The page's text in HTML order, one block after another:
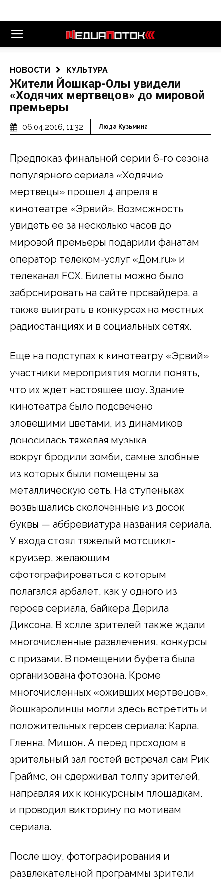
НОВОСТИ КУЛЬТУРА
Жители Йошкар-Олы увидели
«Ходячих мертвецов» до мировой
премьеры
06.04.2016, 11:32 Люда Кузьмина
Предпоказ финальной серии 6-го сезона
популярного сериала «Ходячие
мертвецы» прошел 4 апреля в
кинотеатре «Эрвий». Возможность
увидеть ее за несколько часов до
мировой премьеры подарили фанатам
оператор телеком-услуг «Дом.ru» и
телеканал FOX. Билеты можно было
забронировать на сайте провайдера, а
также выиграть в конкурсах на местных
радиостанциях и в социальных сетях.
Еще на подступах к кинотеатру «Эрвий»
участники мероприятия могли понять,
что их ждет настоящее шоу. Здание
кинотеатра было подсвечено
зловещими цветами, из динамиков
доносилась тяжелая музыка,
вокруг бродили зомби, самые злобные
из которых были помещены за
металлическую сеть. На ступеньках
возвышались сколоченные из досок
буквы — аббревиатура названия сериала.
У входа стоял тяжелый мотоцикл-
круизер, желающим
сфотографироваться с которым
полагался арбалет, как у одного из
героев сериала, байкера Дерила
Диксона. В холле зрителей также ждали
многочисленные развлечения, конкурсы
с призами. В помещении буфета была
организована фотозона. Кроме
многочисленных «оживших мертвецов»,
йошкаролинцы могли здесь встретить и
положительных героев сериала: Карла,
Гленна, Мишон. А перед проходом в
зрительный зал гостей встречал сам Рик
Граймс, он сдерживал толпу зрителей,
направляя их к конкурсным площадкам,
и проводил викторину по мотивам
сериала.
После шоу, фотографирования и
развлекательной программы зрители